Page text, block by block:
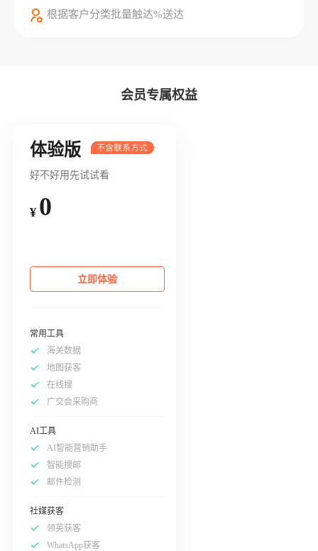
根据客户分类批量触达%送达
会员专属权益
体验版
好不好用先试试看
¥ 0
立即体验
常用工具
海关数据
地图获客
在线搜
广交会采购商
AI工具
AI智能营销助手
智能搜邮
邮件检测
社媒获客
领英获客
WhatsApp获客